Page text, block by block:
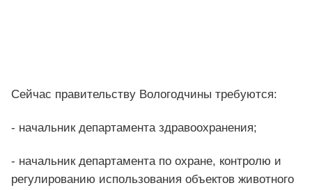
Сейчас правительству Вологодчины требуются:
- начальник департамента здравоохранения;
- начальник департамента по охране, контролю и
регулированию использования объектов животного